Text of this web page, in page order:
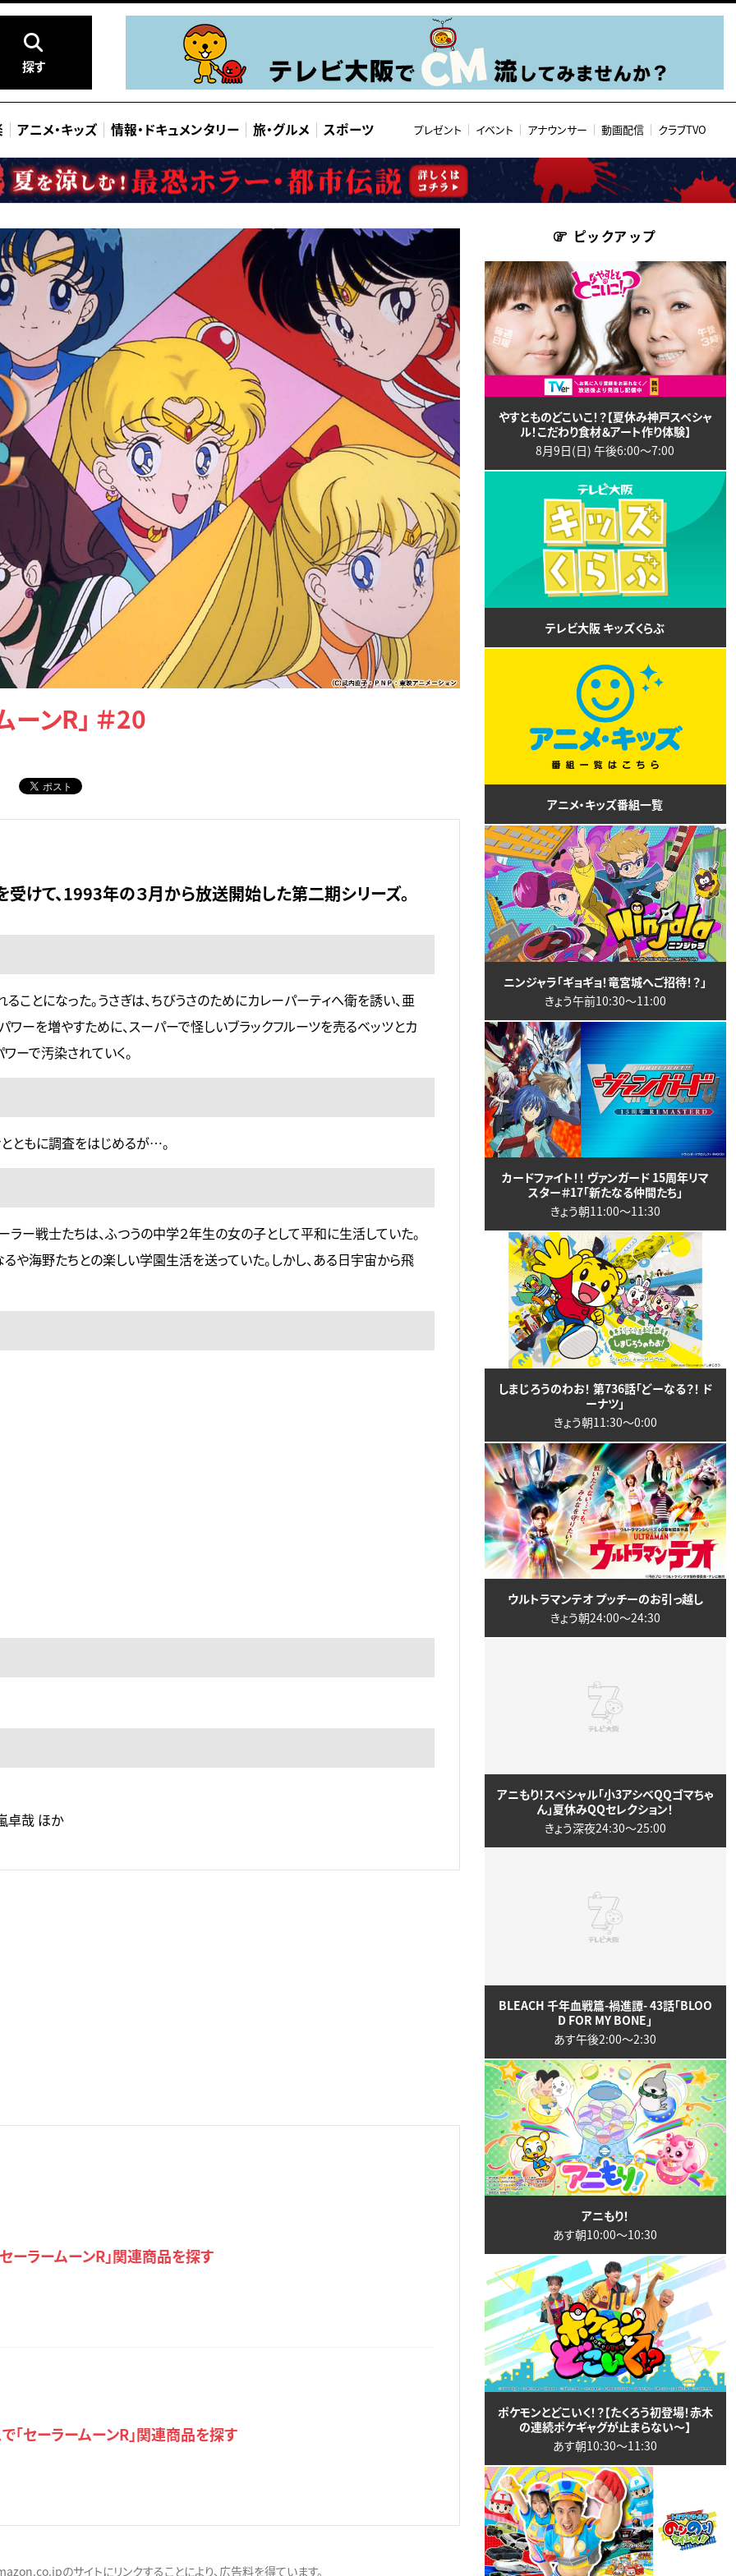
探す
アニメ・キッズ 情報・ ドキュメンタリー 旅・グルメ スポーツ プレゼント イベント アナウンサー 動画配信 クラブTVO
ンR」 ＃20
受けて、1993年の３月から放送開始した第二期シリーズ。
とになった。うさぎは、ちびうさのためにカレーパーティへ衛を誘い、亜
ワーを増やすために、スーパーで怪しいブラックフルーツを売るベッツとカ
ーで汚染されていく。
ともに調査をはじめるが…。
ラー戦士たちは、ふつうの中学２年生の女の子として平和に生活していた。
や海野たちとの楽しい学園生活を送っていた。しかし、ある日宇宙から飛
卓哉 ほか
ーラームーンR」関連商品を探す
「セーラームーンR」関連商品を探す
のサイトにリンクすることにより、広告料を得ています。
ピックアップ
やすとものどこいこ！？【夏休み神戸スペシャ
ル！こだわり食材＆アート作り体験】
8月9日(日) 午後6:00〜7:00
テレビ大阪 キッズくらぶ
アニメ・キッズ番組一覧
ニンジャラ「ギョギョ！竜宮城へご招待！？」
きょう午前10:30〜11:00
カードファイト！！ ヴァンガード 15周年リマ
スター＃17「新たなる仲間たち」
きょう朝11:00〜11:30
しまじろうのわお！ 第736話「どーなる？！ ド
ーナツ」
きょう朝11:30〜0:00
ウルトラマンテオ プッチーのお引っ越し
きょう朝24:00〜24:30
アニもり！スペシャル「小3アシベQQゴマちゃ
ん」夏休みQQセレクション！
きょう深夜24:30〜25:00
BLEACH 千年血戦篇-禍進譚- 43話「BLOO
D FOR MY BONE」
あす午後2:00〜2:30
アニもり！
あす朝10:00〜10:30
ポケモンとどこいく！？【たくろう初登場！赤木
の連続ポケギャグが止まらない～】
あす朝10:30〜11:30